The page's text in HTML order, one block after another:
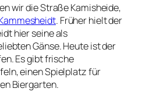
wir die Straße Kamisheide,
. Früher hielt der
hier seine als
Gänse. Heute ist der
Es gibt frische
einen Spielplatz für
Biergarten.